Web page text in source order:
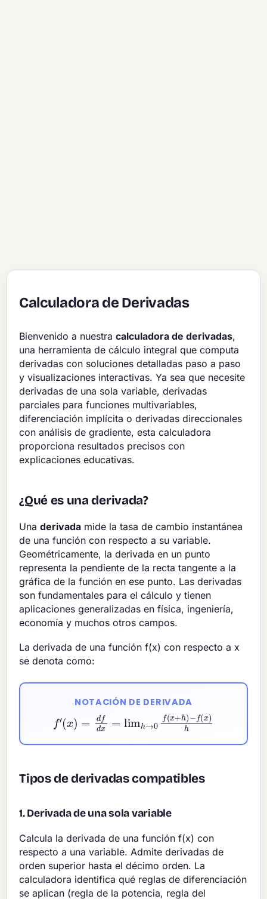
Calculadora de Derivadas
Bienvenido a nuestracalculadora de derivadas,
una herramienta de cálculo integral que computa
derivadas con soluciones detalladas paso a paso
y visualizaciones interactivas. Ya sea que necesite
derivadas de una sola variable, derivadas
parciales para funciones multivariables,
diferenciación implícita o derivadas direccionales
con análisis de gradiente, esta calculadora
proporciona resultados precisos con
explicaciones educativas.
¿Qué es una derivada?
Unaderivada mide la tasa de cambio instantánea
de una función con respecto a su variable.
Geométricamente, la derivada en un punto
representa la pendiente de la recta tangente a la
gráfica de la función en ese punto. Las derivadas
son fundamentales para el cálculo y tienen
aplicaciones generalizadas en física, ingeniería,
economía y muchos otros campos.
La derivada de una función f(x) con respecto a x
se denota como:
NOTACIÓN DE DERIVADA
f ( dfd =lim 0f(x+h)
−f(
Tipos de derivadas compatibles
1. Derivada de una sola variable
Calcula la derivada de una función f(x) con
respecto a una variable. Admite derivadas de
orden superior hasta el décimo orden. La
calculadora identifica qué reglas de diferenciación
se aplican (regla de la potencia, regla del